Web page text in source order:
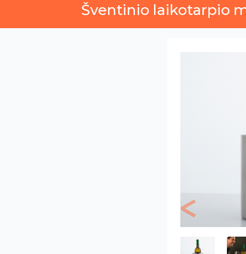
Šventinio laikotarpio
Previous